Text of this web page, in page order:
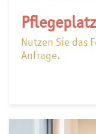
Nutzen Sie das
Anfrage.